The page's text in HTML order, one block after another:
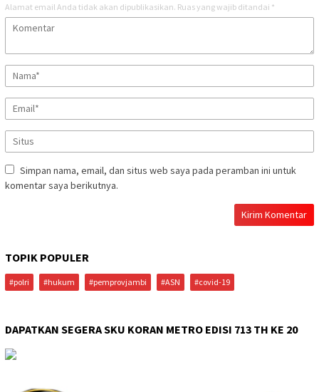
Alamat email Anda tidak akan dipublikasikan. Ruas yang wajib ditandai *
Simpan nama, email, dan situs web saya pada peramban ini untuk
komentar saya berikutnya.
TOPIK POPULER
#polri #hukum #pemprovjambi #ASN #covid-19
DAPATKAN SEGERA SKU KORAN METRO EDISI 713 TH KE 20